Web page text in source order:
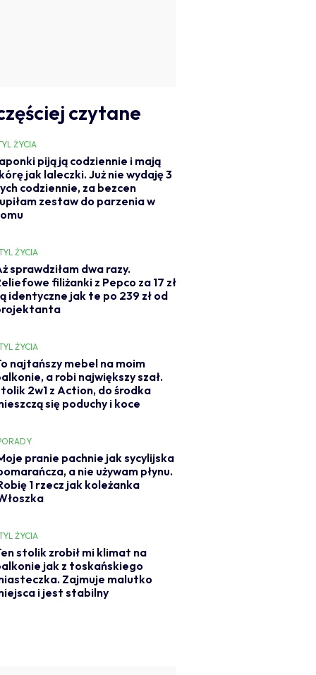
czytane
ŻYCIA
piją ją codziennie i mają
jak laleczki. Już nie wydaję 3
codziennie, za bezcen
zestaw do parzenia w
ŻYCIA
sprawdziłam dwa razy.
filiżanki z Pepco za 17 zł
identyczne jak te po 239 zł od
ŻYCIA
najtańszy mebel na moim
a robi największy szał.
2w1 z Action, do środka
się poduchy i koce
pranie pachnie jak sycylijska
a nie używam płynu.
1 rzecz jak koleżanka
ŻYCIA
stolik zrobił mi klimat na
jak z toskańskiego
Zajmuje malutko
i jest stabilny